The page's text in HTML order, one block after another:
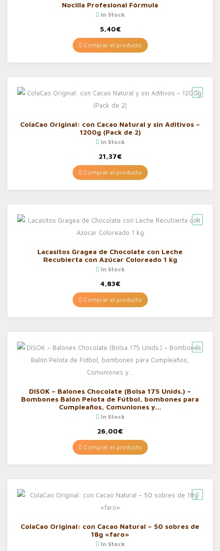
Nocilla Profesional Fórmula
In Stock
5,40€
Comprar el producto
ColaCao Original: con Cacao Natural y sin Aditivos –
1200g (Pack de 2)
In Stock
21,37€
Comprar el producto
Lacasitos Gragea de Chocolate con Leche
Recubierta con Azúcar Coloreado 1 kg
In Stock
4,83€
Comprar el producto
DISOK – Balones Chocolate (Bolsa 175 Unids.) –
Bombones Balón Pelota de Fútbol, bombones para
Cumpleaños, Comuniones y…
In Stock
26,00€
Comprar el producto
ColaCao Original: con Cacao Natural – 50 sobres de
18g «faro»
In Stock